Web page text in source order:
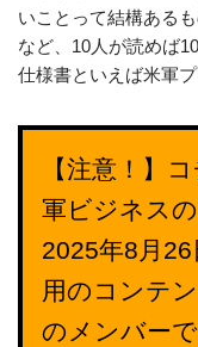
いことって結構ある
など、10人が読めば
仕様書といえば米軍プ
【注意！】
軍ビジネス
2025年8月
用のコンテ
のメンバー